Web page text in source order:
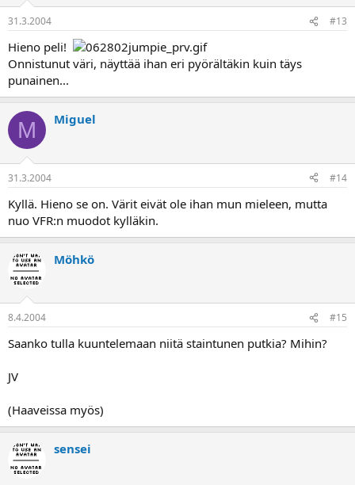
31.3.2004 #13
Hieno peli!
Onnistunut väri, näyttää ihan eri pyörältäkin kuin täys
punainen...
M Miguel
31.3.2004 #14
Kyllä. Hieno se on. Värit eivät ole ihan mun mieleen, mutta
nuo VFR:n muodot kylläkin.
Möhkö
8.4.2004 #15
Saanko tulla kuuntelemaan niitä staintunen putkia? Mihin?
JV
(Haaveissa myös)
sensei